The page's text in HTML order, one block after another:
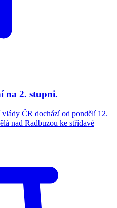
na 2. stupni.
ČR dochází od pondělí 12.
nad Radbuzou ke střídavé